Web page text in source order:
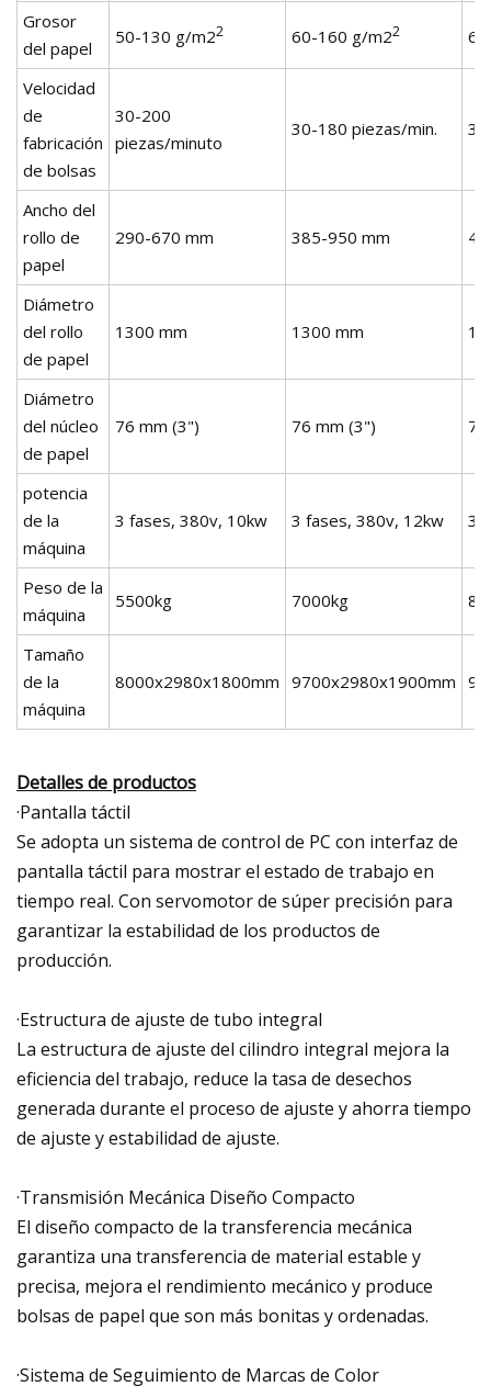
Grosor
del papel
50-130 g/m22 60-160 g/m22
Velocidad
de
fabricación
de bolsas
30-200
piezas/minuto
30-180 piezas/min.
Ancho del
rollo de
papel
290-670 mm 385-950 mm
Diámetro
del rollo
de papel
1300 mm 1300 mm
Diámetro
del núcleo
de papel
76 mm (3") 76 mm (3")
potencia
de la
máquina
3 fases, 380v, 10kw 3 fases, 380v, 12kw 3
Peso de la
máquina
5500kg 7000kg
Tamaño
de la
máquina
8000x2980x1800mm 9700x2980x1900mm
Detalles de productos
·Pantalla táctil
Se adopta un sistema de control de PC con interfaz de
pantalla táctil para mostrar el estado de trabajo en
tiempo real. Con servomotor de súper precisión para
garantizar la estabilidad de los productos de
producción.
·Estructura de ajuste de tubo integral
La estructura de ajuste del cilindro integral mejora la
eficiencia del trabajo, reduce la tasa de desechos
generada durante el proceso de ajuste y ahorra tiempo
de ajuste y estabilidad de ajuste.
·Transmisión Mecánica Diseño Compacto
El diseño compacto de la transferencia mecánica
garantiza una transferencia de material estable y
precisa, mejora el rendimiento mecánico y produce
bolsas de papel que son más bonitas y ordenadas.
·Sistema de Seguimiento de Marcas de Color